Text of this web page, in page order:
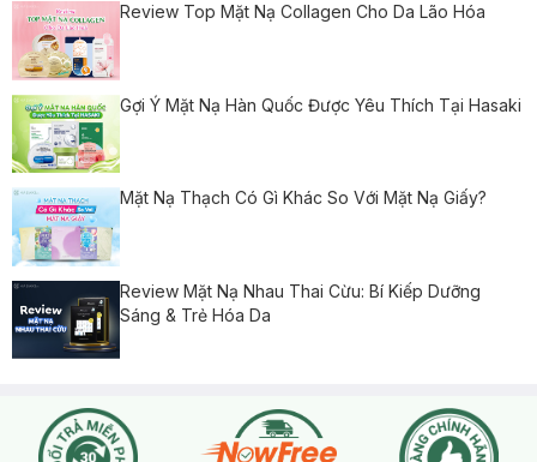
Review Top Mặt Nạ Collagen Cho Da Lão Hóa
Gợi Ý Mặt Nạ Hàn Quốc Được Yêu Thích Tại Hasaki
Mặt Nạ Thạch Có Gì Khác So Với Mặt Nạ Giấy?
Review Mặt Nạ Nhau Thai Cừu: Bí Kiếp Dưỡng
Sáng & Trẻ Hóa Da